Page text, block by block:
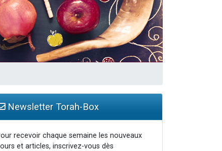
Newsletter Torah-Box
recevoir chaque semaine les nouveaux
et articles, inscrivez-vous dès